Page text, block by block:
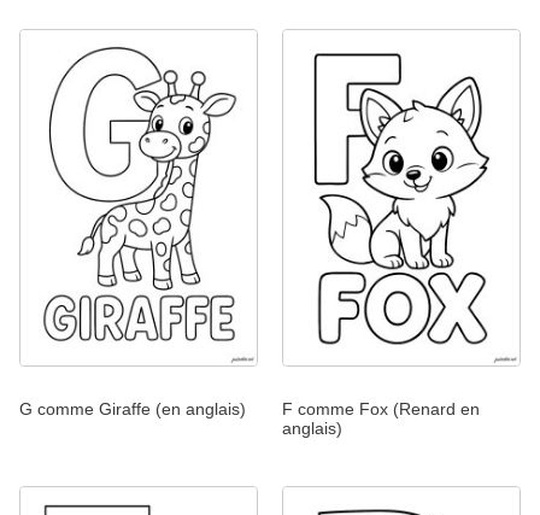
G comme Giraffe (en anglais)
F comme Fox (Renard en
anglais)